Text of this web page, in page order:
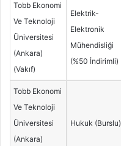
Tobb Ekonomi
Ve Teknoloji
Üniversitesi
(Ankara)
(Vakıf)
Elektrik-
Elektronik
Mühendisliği
(%50 İndirimli)
Tobb Ekonomi
Ve Teknoloji
Üniversitesi
(Ankara)
Hukuk (Burslu)